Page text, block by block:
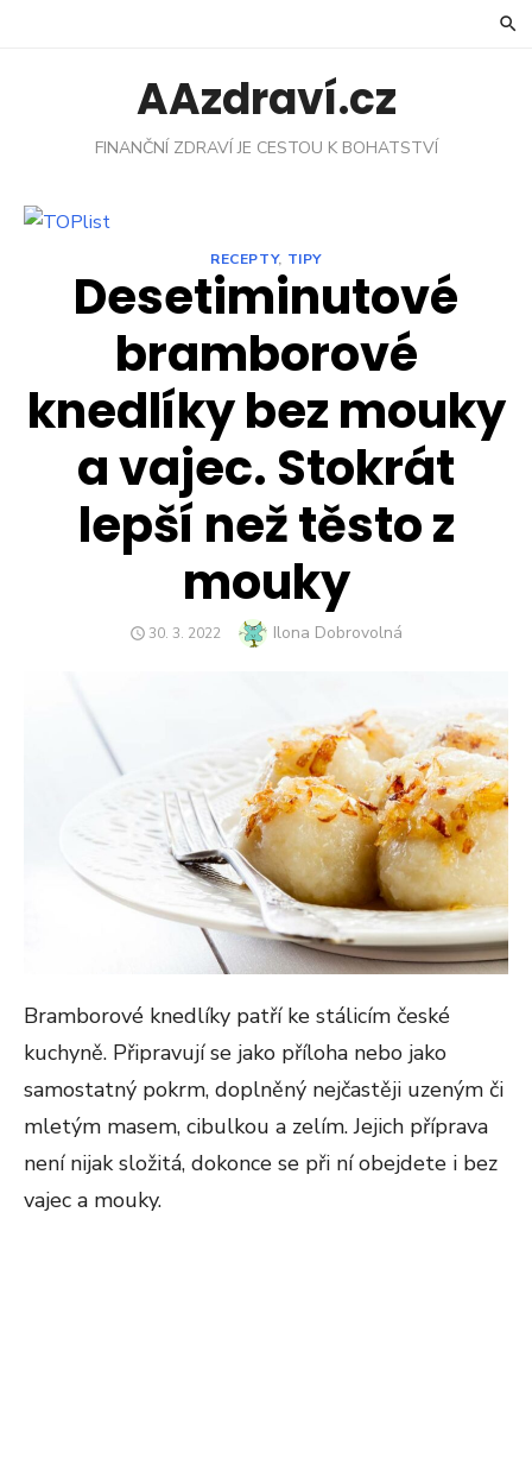
AAzdraví.cz
FINANČNÍ ZDRAVÍ JE CESTOU K BOHATSTVÍ
RECEPTY, TIPY
Desetiminutové
bramborové
knedlíky bez mouky
a vajec. Stokrát
lepší než těsto z
mouky
POSTED
30. 3. 2022 Author
Ilona Dobrovolná
Bramborové knedlíky patří ke stálicím české
kuchyně. Připravují se jako příloha nebo jako
samostatný pokrm, doplněný nejčastěji uzeným či
mletým masem, cibulkou a zelím. Jejich příprava
není nijak složitá, dokonce se při ní obejdete i bez
vajec a mouky.